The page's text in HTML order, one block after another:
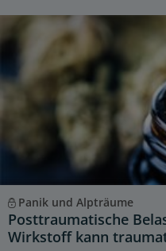
Panik und Alpträume
Posttraumatische
Wirkstoff kann